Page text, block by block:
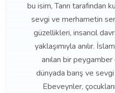
bu isim, Tanrı tarafından
sevgi ve merhametin
güzellikleri, insancıl
yaklaşımıyla anılır.
anılan bir peygamber
dünyada barış ve
Ebeveynler,